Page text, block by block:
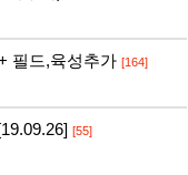
필드,육성추가 [164]
[55]